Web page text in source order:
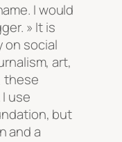
I would
» It is
on social
art,
these
use
but
and a